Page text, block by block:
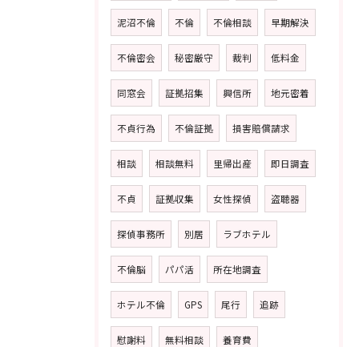
泥沼不倫 不倫 不倫相談 早期解決
不倫密会 秘密厳守 裁判 低料金
同窓会 証拠招集 興信所 地元密着
不貞行為 不倫証拠 損害賠償請求
相談 相談無料 里帰出産 即日調査
不貞 証拠収集 女性探偵 盗聴器
探偵事務所 別居 ラブホテル
不倫脳 パパ活 所在地調査
ホテル不倫 GPS 尾行 追跡
慰謝料 無料相談 養育費